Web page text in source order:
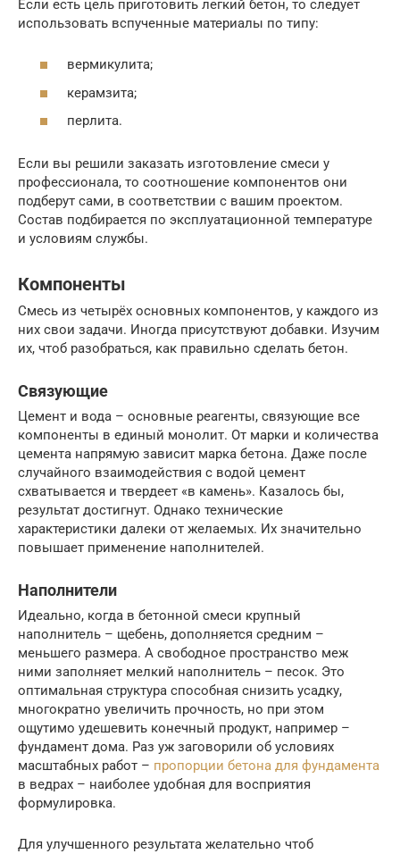
Если есть цель приготовить легкий бетон, то следует
использовать вспученные материалы по типу:
вермикулита;
керамзита;
перлита.
Если вы решили заказать изготовление смеси у
профессионала, то соотношение компонентов они
подберут сами, в соответствии с вашим проектом.
Состав подбирается по эксплуатационной температуре
и условиям службы.
Компоненты
Смесь из четырёх основных компонентов, у каждого из
них свои задачи. Иногда присутствуют добавки. Изучим
их, чтоб разобраться, как правильно сделать бетон.
Связующие
Цемент и вода – основные реагенты, связующие все
компоненты в единый монолит. От марки и количества
цемента напрямую зависит марка бетона. Даже после
случайного взаимодействия с водой цемент
схватывается и твердеет «в камень». Казалось бы,
результат достигнут. Однако технические
характеристики далеки от желаемых. Их значительно
повышает применение наполнителей.
Наполнители
Идеально, когда в бетонной смеси крупный
наполнитель – щебень, дополняется средним –
меньшего размера. А свободное пространство меж
ними заполняет мелкий наполнитель – песок. Это
оптимальная структура способная снизить усадку,
многократно увеличить прочность, но при этом
ощутимо удешевить конечный продукт, например –
фундамент дома. Раз уж заговорили об условиях
масштабных работ – пропорции бетона для фундамента
в ведрах – наиболее удобная для восприятия
формулировка.
Для улучшенного результата желательно чтоб